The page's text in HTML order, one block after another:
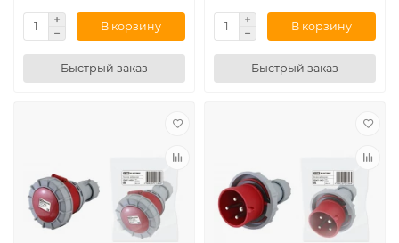
В корзину
Быстрый заказ
В корзину
Быстрый заказ